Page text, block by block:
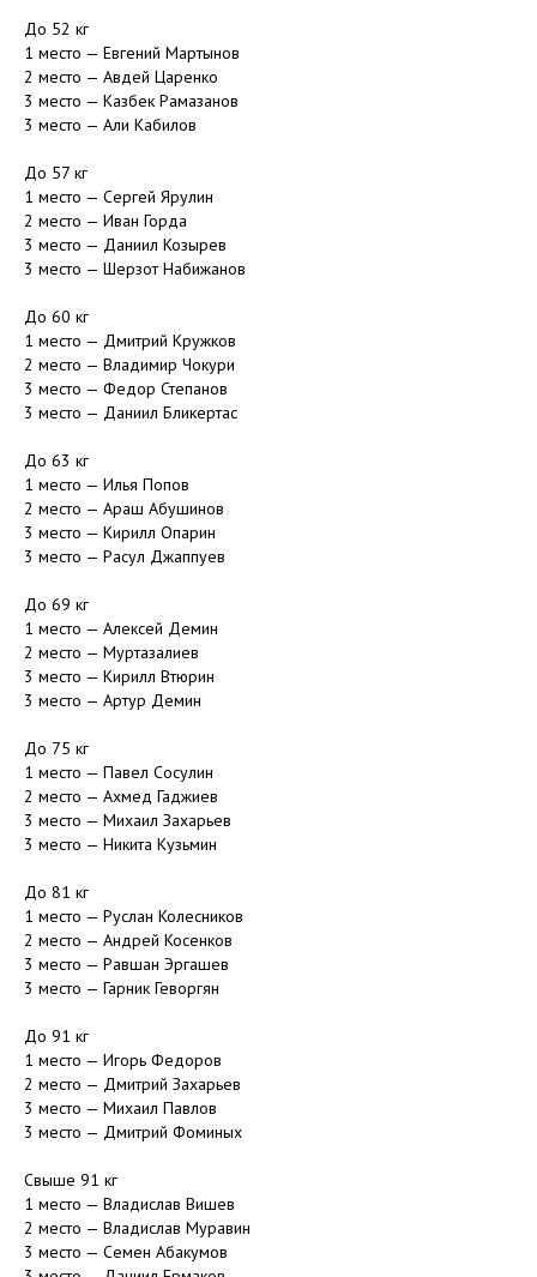
До 52 кг
1 место — Евгений Мартынов
2 место — Авдей Царенко
3 место — Казбек Рамазанов
3 место — Али Кабилов
До 57 кг
1 место — Сергей Ярулин
2 место — Иван Горда
3 место — Даниил Козырев
3 место — Шерзот Набижанов
До 60 кг
1 место — Дмитрий Кружков
2 место — Владимир Чокури
3 место — Федор Степанов
3 место — Даниил Бликертас
До 63 кг
1 место — Илья Попов
2 место — Араш Абушинов
3 место — Кирилл Опарин
3 место — Расул Джаппуев
До 69 кг
1 место — Алексей Демин
2 место — Муртазалиев
3 место — Кирилл Втюрин
3 место — Артур Демин
До 75 кг
1 место — Павел Сосулин
2 место — Ахмед Гаджиев
3 место — Михаил Захарьев
3 место — Никита Кузьмин
До 81 кг
1 место — Руслан Колесников
2 место — Андрей Косенков
3 место — Равшан Эргашев
3 место — Гарник Геворгян
До 91 кг
1 место — Игорь Федоров
2 место — Дмитрий Захарьев
3 место — Михаил Павлов
3 место — Дмитрий Фоминых
Свыше 91 кг
1 место — Владислав Вишев
2 место — Владислав Муравин
3 место — Семен Абакумов